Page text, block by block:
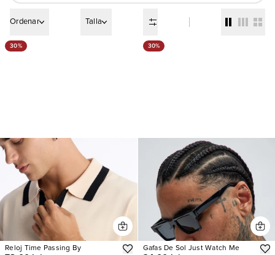
Ordenar Talla
30%
Reloj Time Passing By
30%
Gafas De Sol Just Watch Me